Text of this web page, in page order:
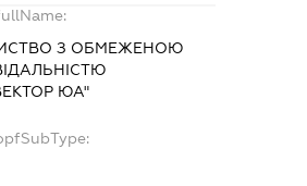
З ОБМЕЖЕНОЮ
ЮА"